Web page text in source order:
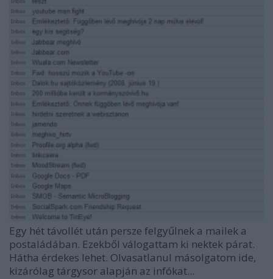
Egy hét távollét után persze felgyűlnek a mailek a
postaládában. Ezekből válogattam ki nektek párat.
Hátha érdekes lehet. Olvasatlanul másolgatom ide,
kizárólag tárgysor alapján az infókat...